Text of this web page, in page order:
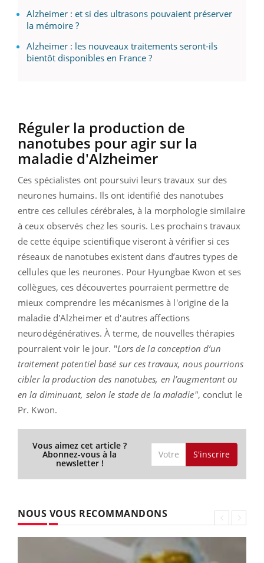
Alzheimer : et si des ultrasons pouvaient préserver
la mémoire ?
Alzheimer : les nouveaux traitements seront-ils
bientôt disponibles en France ?
Réguler la production de
nanotubes pour agir sur la
maladie d'Alzheimer
Ces spécialistes ont poursuivi leurs travaux sur des
neurones humains. Ils ont identifié des nanotubes
entre ces cellules cérébrales, à la morphologie similaire
à ceux observés chez les souris. Les prochains travaux
de cette équipe scientifique viseront à vérifier si ces
réseaux de nanotubes existent dans d’autres types de
cellules que les neurones. Pour Hyungbae Kwon et ses
collègues, ces découvertes pourraient permettre de
mieux comprendre les mécanismes à l'origine de la
maladie d'Alzheimer et d'autres affections
neurodégénératives. À terme, de nouvelles thérapies
pourraient voir le jour. "Lors de la conception d’un
traitement potentiel basé sur ces travaux, nous pourrions
cibler la production des nanotubes, en l’augmentant ou
en la diminuant, selon le stade de la maladie", conclut le
Pr. Kwon.
Vous aimez cet article ?
Abonnez-vous à la
newsletter !
S'inscrire
NOUS VOUS RECOMMANDONS